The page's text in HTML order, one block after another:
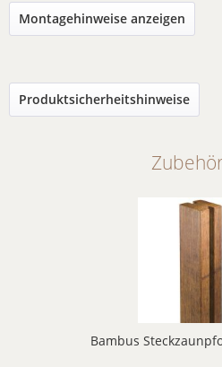
Montagehinweise anzeigen
Produktsicherheitshinweise
Bambus